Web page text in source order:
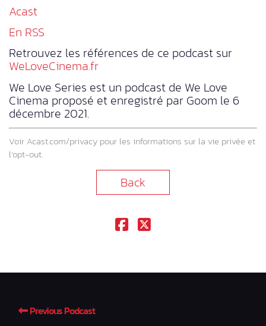
Acast
En RSS
Retrouvez les références de ce podcast sur
WeLoveCinema.fr
We Love Series est un podcast de We Love
Cinema proposé et enregistré par Goom le 6
décembre 2021.
Voir Acast.com/privacy pour les informations sur la vie privée et
l’opt-out.
Back
Previous Podcast